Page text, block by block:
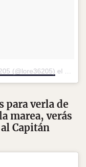
(@lore36205) el
para verla de
marea, verás
Capitán